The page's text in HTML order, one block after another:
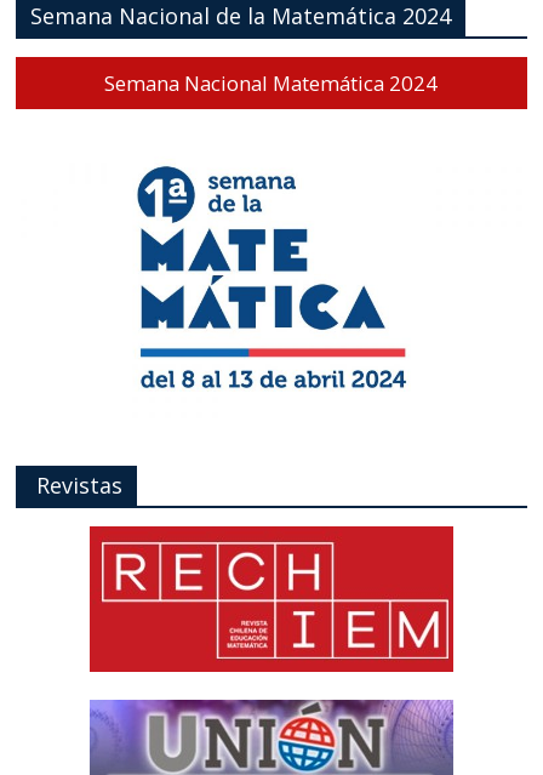
Semana Nacional de la Matemática 2024
Semana Nacional Matemática 2024
Revistas